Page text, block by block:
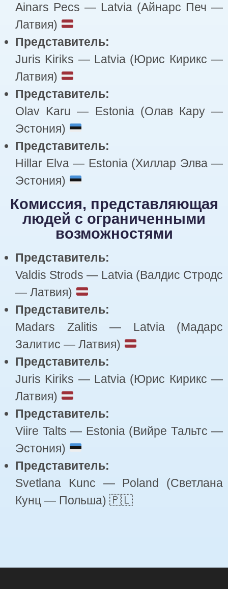
Ainars Pecs — Latvia (Айнарс Печ —
Латвия)
Представитель:
Juris Kiriks — Latvia (Юрис Кирикс —
Латвия)
Представитель:
Olav Karu — Estonia (Олав Кару —
Эстония)
Представитель:
Hillar Elva — Estonia (Хиллар Элва —
Эстония)
Комиссия, представляющая
людей с ограниченными
возможностями
Представитель:
Valdis Strods — Latvia (Валдис Стродс
— Латвия)
Представитель:
Madars Zalitis — Latvia (Мадарс
Залитис — Латвия)
Представитель:
Juris Kiriks — Latvia (Юрис Кирикс —
Латвия)
Представитель:
Viire Talts — Estonia (Вийре Тальтс —
Эстония)
Представитель:
Svetlana Kunc — Poland (Светлана
Кунц — Польша) 🇵🇱